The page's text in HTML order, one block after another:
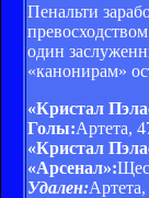
Пенальти
один
«канонирам»
«Кристал
Голы:Артета,
«Кристал
«Арсенал»:
Удален: